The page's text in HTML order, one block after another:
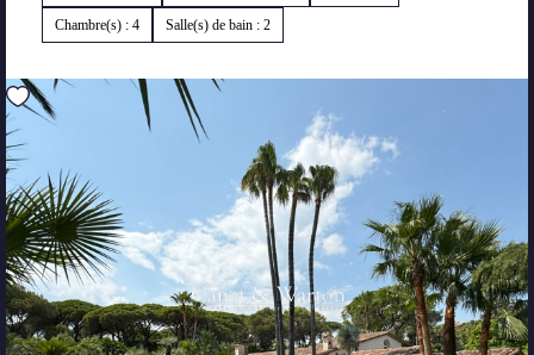
Chambre(s) : 4 Salle(s) de bain : 2